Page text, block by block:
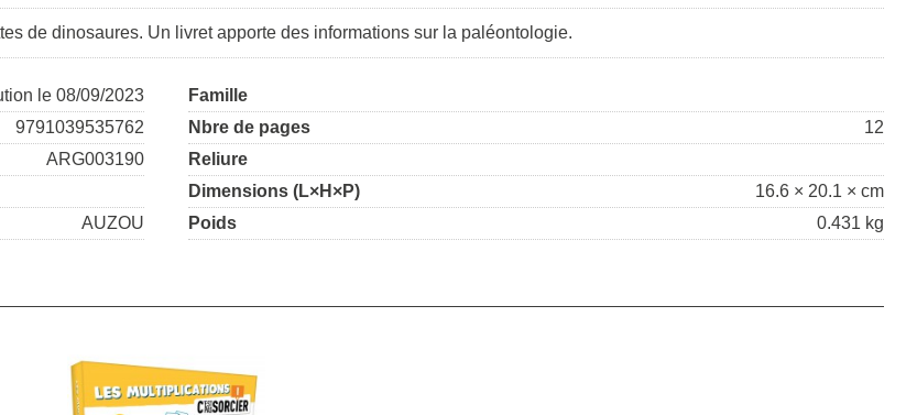
de dinosaures. Un livret apporte des informations sur la paléontologie.
le 08/09/2023
9791039535762
ARG003190
AUZOU
Famille
Nbre de pages
12
Reliure
Dimensions (L×H×P)
16.6 × 20.1 × cm
Poids
0.431 kg